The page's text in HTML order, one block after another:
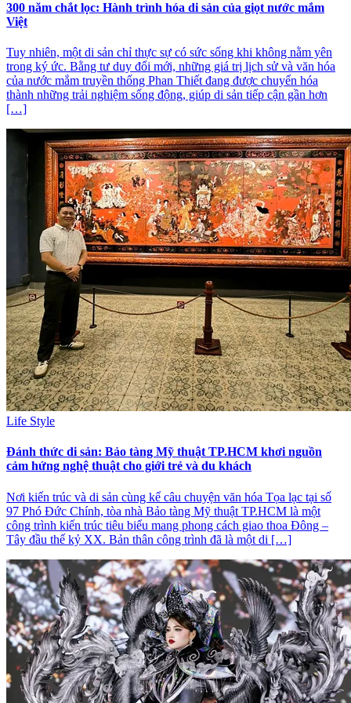
300 năm chắt lọc: Hành trình hóa di sản của giọt nước mắm
Việt
Tuy nhiên, một di sản chỉ thực sự có sức sống khi không nằm yên
trong ký ức. Bằng tư duy đổi mới, những giá trị lịch sử và văn hóa
của nước mắm truyền thống Phan Thiết đang được chuyển hóa
thành những trải nghiệm sống động, giúp di sản tiếp cận gần hơn
[…]
Life Style
Đánh thức di sản: Bảo tàng Mỹ thuật TP.HCM khơi nguồn
cảm hứng nghệ thuật cho giới trẻ và du khách
Nơi kiến trúc và di sản cùng kể câu chuyện văn hóa Tọa lạc tại số
97 Phó Đức Chính, tòa nhà Bảo tàng Mỹ thuật TP.HCM là một
công trình kiến trúc tiêu biểu mang phong cách giao thoa Đông –
Tây đầu thế kỷ XX. Bản thân công trình đã là một di […]